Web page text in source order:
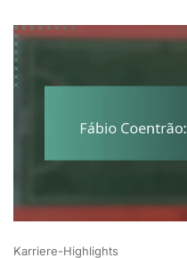
Karriere-Highlights